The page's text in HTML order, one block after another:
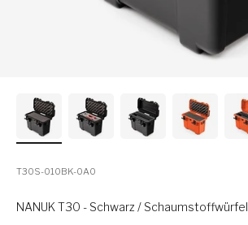
T30S-010BK-0A0
NANUK T30 - Schwarz / Schaumstoffwürfel